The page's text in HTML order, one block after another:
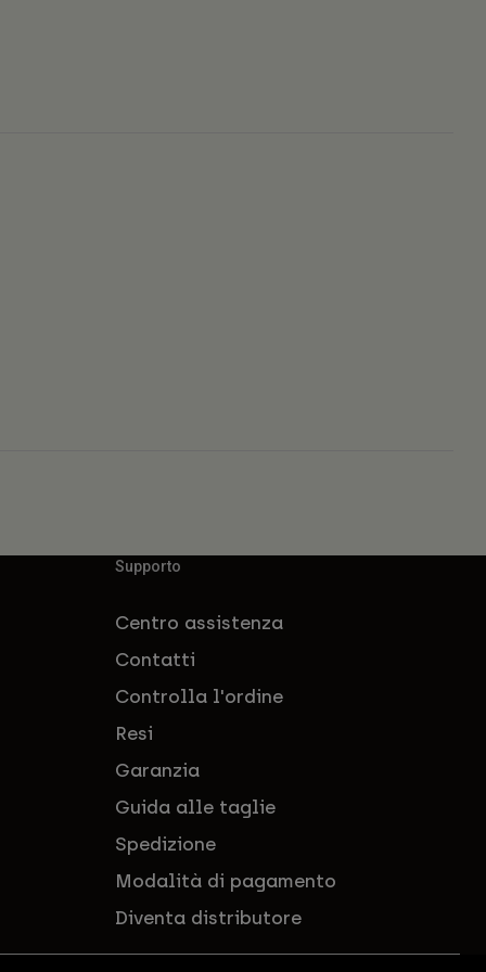
Supporto
Centro assistenza
Contatti
Controlla l'ordine
Resi
Garanzia
Guida alle taglie
Spedizione
Modalità di pagamento
Diventa distributore